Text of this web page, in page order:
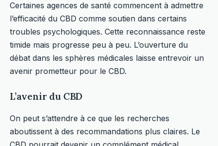
Certaines agences de santé commencent à admettre
l’efficacité du CBD comme soutien dans certains
troubles psychologiques. Cette reconnaissance reste
timide mais progresse peu à peu. L’ouverture du
débat dans les sphères médicales laisse entrevoir un
avenir prometteur pour le CBD.
L’avenir du CBD
On peut s’attendre à ce que les recherches
aboutissent à des recommandations plus claires. Le